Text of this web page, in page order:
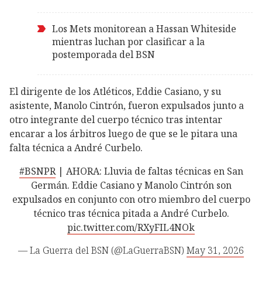
Los Mets monitorean a Hassan Whiteside
mientras luchan por clasificar a la
postemporada del BSN
El dirigente de los Atléticos, Eddie Casiano, y su
asistente, Manolo Cintrón, fueron expulsados junto a
otro integrante del cuerpo técnico tras intentar
encarar a los árbitros luego de que se le pitara una
falta técnica a André Curbelo.
#BSNPR| AHORA: Lluvia de faltas técnicas en San
Germán. Eddie Casiano y Manolo Cintrón son
expulsados en conjunto con otro miembro del cuerpo
técnico tras técnica pitada a André Curbelo.
pic.twitter.com/RXyFIL4NOk
— La Guerra del BSN (@LaGuerraBSN) May 31, 2026